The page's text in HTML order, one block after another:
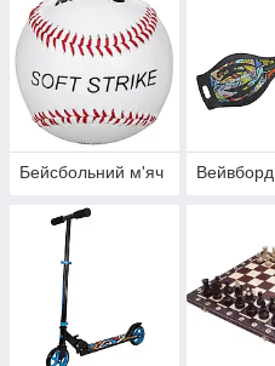
Бейсбольний м'яч Вейвборд